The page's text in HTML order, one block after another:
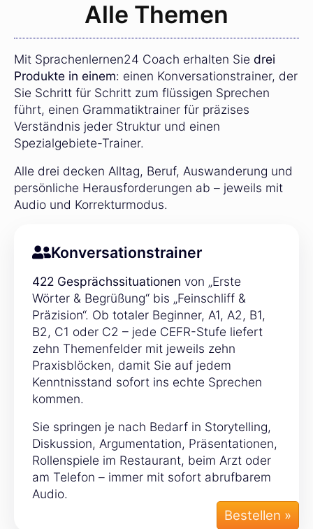
Alle Themen
Mit Sprachenlernen24 Coach erhalten Sie drei
Produkte in einem: einen Konversationstrainer, der
Sie Schritt für Schritt zum flüssigen Sprechen
führt, einen Grammatiktrainer für präzises
Verständnis jeder Struktur und einen
Spezialgebiete-Trainer.
Alle drei decken Alltag, Beruf, Auswanderung und
persönliche Herausforderungen ab – jeweils mit
Audio und Korrekturmodus.
Konversationstrainer
422 Gesprächssituationen von „Erste
Wörter & Begrüßung“ bis „Feinschliff &
Präzision“. Ob totaler Beginner, A1, A2, B1,
B2, C1 oder C2 – jede CEFR-Stufe liefert
zehn Themenfelder mit jeweils zehn
Praxisblöcken, damit Sie auf jedem
Kenntnisstand sofort ins echte Sprechen
kommen.
Sie springen je nach Bedarf in Storytelling,
Diskussion, Argumentation, Präsentationen,
Rollenspiele im Restaurant, beim Arzt oder
am Telefon – immer mit sofort abrufbarem
Audio.